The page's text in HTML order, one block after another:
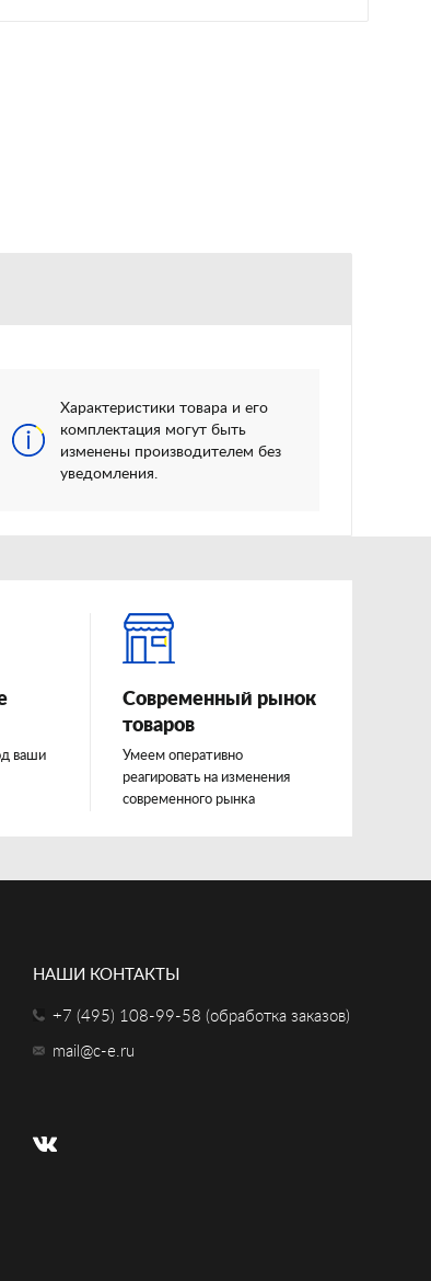
Характеристики товара и его
комплектация могут быть
изменены производителем без
уведомления.
ваши
Современный рынок
товаров
Умеем оперативно
реагировать на изменения
современного рынка
НАШИ КОНТАКТЫ
+7 (495) 108-99-58 (обработка заказов)
mail@c-e.ru